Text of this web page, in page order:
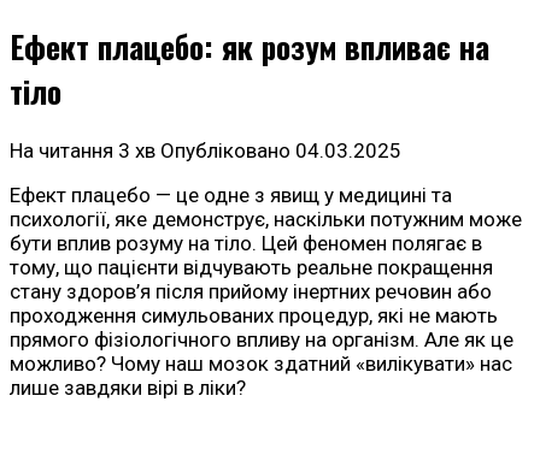
Ефект плацебо: як розум впливає на
тіло
На читання 3 хв Опубліковано 04.03.2025
Ефект плацебо — це одне з явищ у медицині та
психології, яке демонструє, наскільки потужним може
бути вплив розуму на тіло. Цей феномен полягає в
тому, що пацієнти відчувають реальне покращення
стану здоров’я після прийому інертних речовин або
проходження симульованих процедур, які не мають
прямого фізіологічного впливу на організм. Але як це
можливо? Чому наш мозок здатний «вилікувати» нас
лише завдяки вірі в ліки?